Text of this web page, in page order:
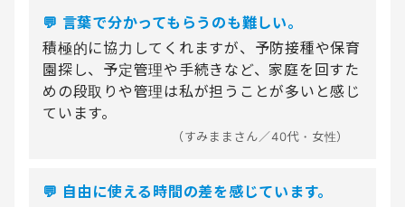
💬 言葉で分かってもらうのも難しい。
積極的に協力してくれますが、予防接種や保育
園探し、予定管理や手続きなど、家庭を回すた
めの段取りや管理は私が担うことが多いと感じ
ています。
（すみままさん／40代・女性）
💬 自由に使える時間の差を感じています。